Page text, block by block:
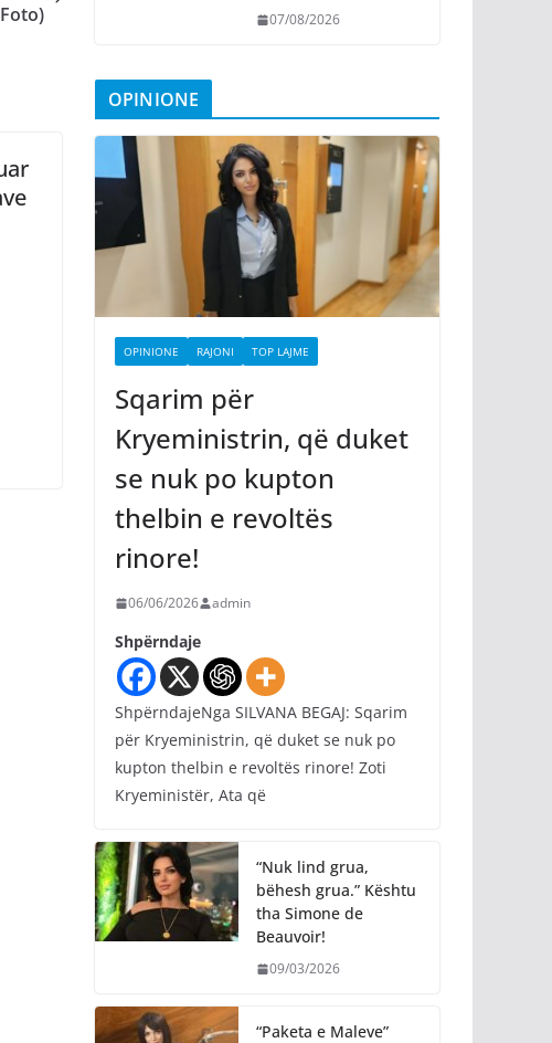
07/08/2026
OPINIONE
OPINIONE RAJONI TOP LAJME
Sqarim për
Kryeministrin, që duket
se nuk po kupton
thelbin e revoltës
rinore!
06/06/2026 admin
Shpërndaje
ShpërndajeNga SILVANA BEGAJ: Sqarim
për Kryeministrin, që duket se nuk po
kupton thelbin e revoltës rinore! Zoti
Kryeministër, Ata që
“Nuk lind grua,
bëhesh grua.” Kështu
tha Simone de
Beauvoir!
09/03/2026
“Paketa e Maleve”